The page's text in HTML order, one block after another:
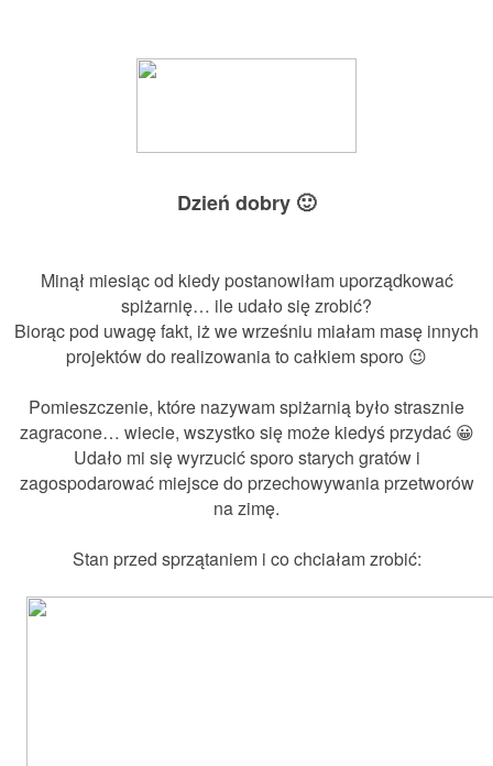
Dzień dobry 🙂
Minął miesiąc od kiedy postanowiłam uporządkować
spiżarnię… ile udało się zrobić?
Biorąc pod uwagę fakt, iż we wrześniu miałam masę innych
projektów do realizowania to całkiem sporo 😉
Pomieszczenie, które nazywam spiżarnią było strasznie
zagracone… wiecie, wszystko się może kiedyś przydać 😀
Udało mi się wyrzucić sporo starych gratów i
zagospodarować miejsce do przechowywania przetworów
na zimę.
Stan przed sprzątaniem i co chciałam zrobić: